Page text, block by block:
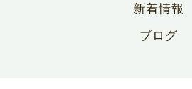
新着情報
ブログ